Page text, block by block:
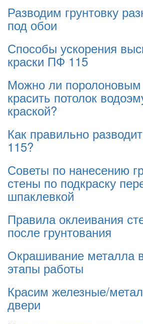
Разводим грунтовку
под обои
Способы ускорения
краски ПФ 115
Можно ли
красить потолок
краской?
Как правильно
115?
Советы по нанесению
стены по подкраску
шпаклевкой
Правила оклеивания
после грунтования
Окрашивание металла
этапы работы
Красим железные/
двери